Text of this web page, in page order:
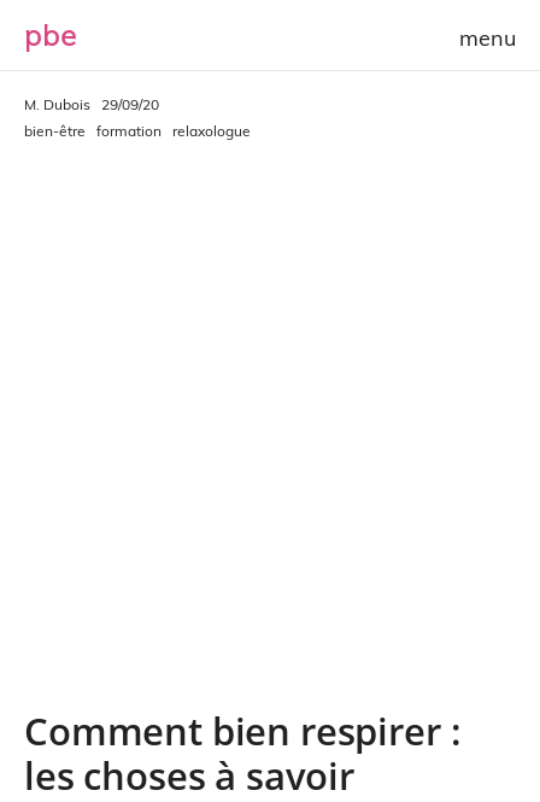
pbe
M. Dubois
29/09/20
bien-être
formation relaxologue
Comment bien respirer :
les choses à savoir